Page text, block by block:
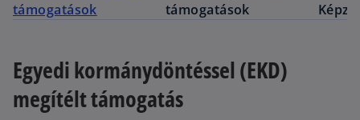
támogatások
támogatások
Egyedi kormánydöntéssel (EKD)
megítélt támogatás